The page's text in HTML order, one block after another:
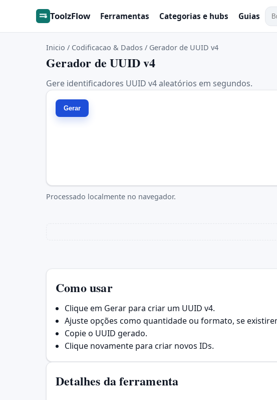
ToolzFlow Ferramentas Categorias e hubs Guias
Inicio / Codificacao & Dados / Gerador de UUID v4
Gerador de UUID v4
Gere identificadores UUID v4 aleatórios em segundos.
Gerar
Processado localmente no navegador.
Como usar
Clique em Gerar para criar um UUID v4.
Ajuste opções como quantidade ou formato, se
Copie o UUID gerado.
Clique novamente para criar novos IDs.
Detalhes da ferramenta